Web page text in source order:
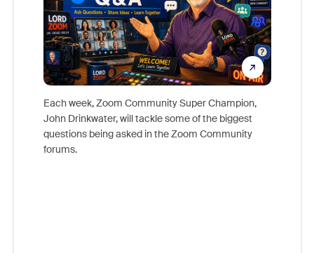
Each week, Zoom Community Super Champion,
John Drinkwater, will tackle some of the biggest
questions being asked in the Zoom Community
forums.